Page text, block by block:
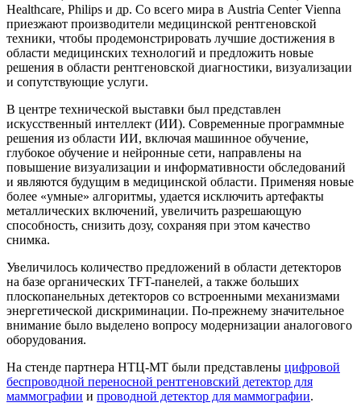
Healthcare, Philips и др. Со всего мира в Austria Center Vienna
приезжают производители медицинской рентгеновской
техники, чтобы продемонстрировать лучшие достижения в
области медицинских технологий и предложить новые
решения в области рентгеновской диагностики, визуализации
и сопутствующие услуги.
В центре технической выставки был представлен
искусственный интеллект (ИИ). Современные программные
решения из области ИИ, включая машинное обучение,
глубокое обучение и нейронные сети, направлены на
повышение визуализации и информативности обследований
и являются будущим в медицинской области. Применяя новые
более «умные» алгоритмы, удается исключить артефакты
металлических включений, увеличить разрешающую
способность, снизить дозу, сохраняя при этом качество
снимка.
Увеличилось количество предложений в области детекторов
на базе органических TFT-панелей, а также больших
плоскопанельных детекторов со встроенными механизмами
энергетической дискриминации. По-прежнему значительное
внимание было выделено вопросу модернизации аналогового
оборудования.
На стенде партнера НТЦ-МТ были представлены цифровой
беспроводной переносной рентгеновский детектор для
маммографии и проводной детектор для маммографии.